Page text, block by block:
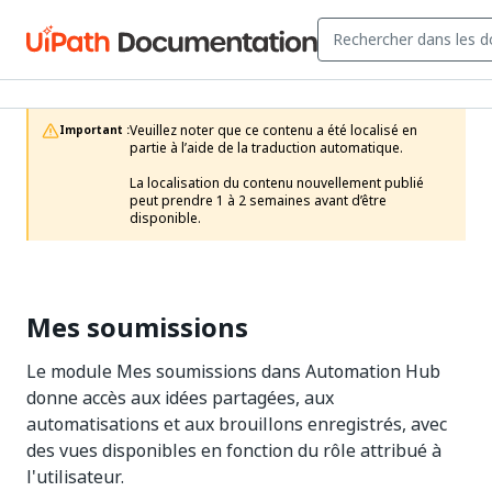
Important :Veuillez noter que ce contenu a été localisé en
partie à l’aide de la traduction automatique.
La localisation du contenu nouvellement publié
peut prendre 1 à 2 semaines avant d’être
disponible.
Mes soumissions
Le module Mes soumissions dans Automation Hub
donne accès aux idées partagées, aux
automatisations et aux brouillons enregistrés, avec
des vues disponibles en fonction du rôle attribué à
l'utilisateur.